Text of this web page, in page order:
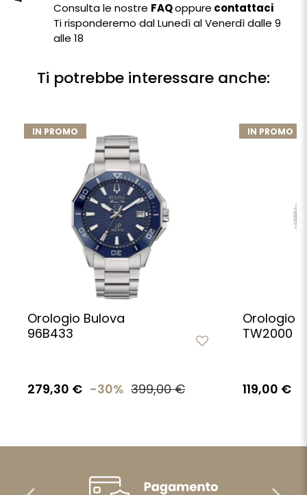
Consulta le nostre FAQoppure contattaci
Ti risponderemo dal Lunedì al Venerdì dalle 9
alle 18
Ti potrebbe interessare anche:
IN PROMO
Orologio Bulova
96B433
279,30 € -30% 399,00 €
IN PROMO
Orologio
TW2000
119,00 €